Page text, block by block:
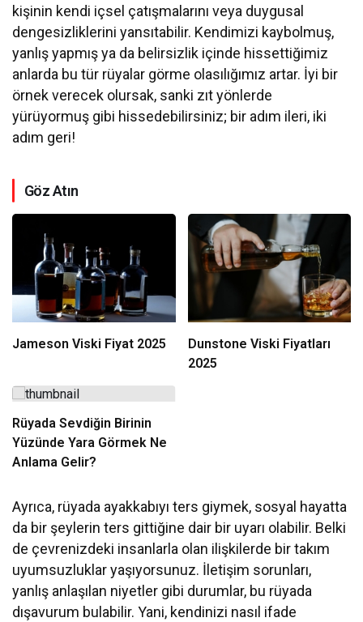
kişinin kendi içsel çatışmalarını veya duygusal
dengesizliklerini yansıtabilir. Kendimizi kaybolmuş,
yanlış yapmış ya da belirsizlik içinde hissettiğimiz
anlarda bu tür rüyalar görme olasılığımız artar. İyi bir
örnek verecek olursak, sanki zıt yönlerde
yürüyormuş gibi hissedebilirsiniz; bir adım ileri, iki
adım geri!
Göz Atın
Jameson Viski Fiyat 2025
Dunstone Viski Fiyatları
2025
Rüyada Sevdiğin Birinin
Yüzünde Yara Görmek Ne
Anlama Gelir?
Ayrıca, rüyada ayakkabıyı ters giymek, sosyal hayatta
da bir şeylerin ters gittiğine dair bir uyarı olabilir. Belki
de çevrenizdeki insanlarla olan ilişkilerde bir takım
uyumsuzluklar yaşıyorsunuz. İletişim sorunları,
yanlış anlaşılan niyetler gibi durumlar, bu rüyada
dışavurum bulabilir. Yani, kendinizi nasıl ifade